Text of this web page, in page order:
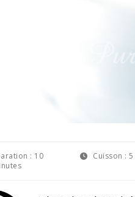
: 10
Cuisson :